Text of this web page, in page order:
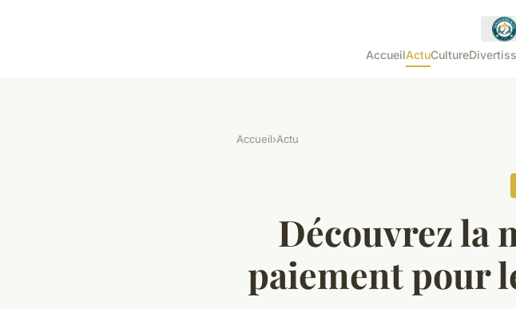
AccueilActuCulture
Accueil›Actu
Découvrez la
paiement pour